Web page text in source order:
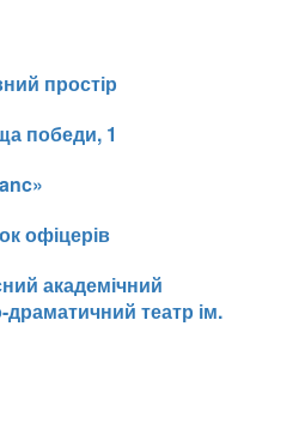
простір
победи, 1
офіцерів
академічний
театр ім.